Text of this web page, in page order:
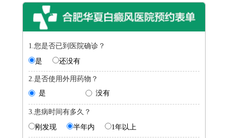
1.您是否已到医院确诊？
是
还没有
2.是否使用外用药物？
是
没有
3.患病时间有多久？
刚发现
半年内 1年以上